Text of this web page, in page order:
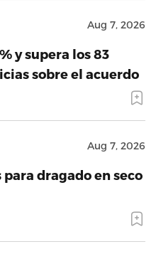
Aug 7, 2026
y supera los 83
sobre el acuerdo
Aug 7, 2026
dragado en seco